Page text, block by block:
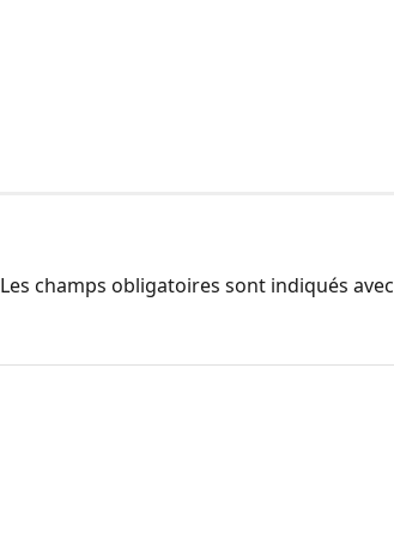
Les champs obligatoires sont indiqués avec